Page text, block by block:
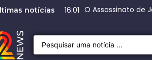
notícias 16:01 O Assassinato de
Range Rover
Justiça pela
Justiça para
Justiça pela